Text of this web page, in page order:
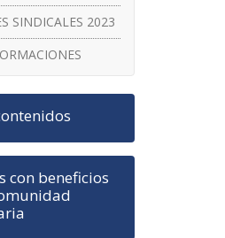
SINDICALES 2023
con beneficios